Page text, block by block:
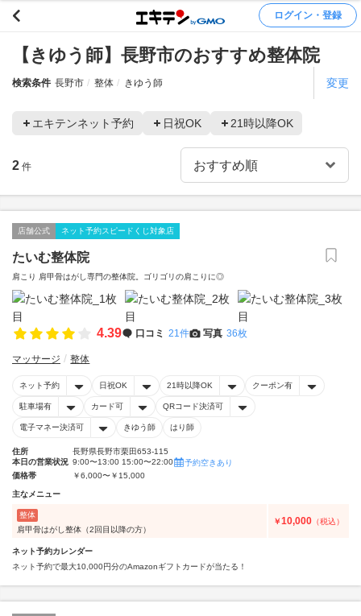
ログイン・登録
【きゆう師】長野市のおすすめ整体院
検索条件 長野市 整体 きゆう師 変更
エキテンネット予約 日祝OK 21時以降OK
2 件
店舗公式 ネット予約スピードくじ対象店
たいむ整体院
肩こり 肩甲骨はがし専門の整体院。ゴリゴリの肩こりに◎
4.39 口コミ 21件 写真 36枚
マッサージ 整体
ネット予約 日祝OK 21時以降OK クーポン有
駐車場有 カード可 QRコード決済可
電子マネー決済可 きゆう師 はり師
住所
長野県長野市栗田653-115
本日の営業状況 9:00〜13:00 15:00〜22:00
予約空きあり
価格帯
￥6,000〜￥15,000
主なメニュー
整体
肩甲骨はがし整体（2回目以降の方）
￥10,000 （税込）
ネット予約カレンダー
ネット予約で最大10,000円分のAmazonギフトカードが当たる！